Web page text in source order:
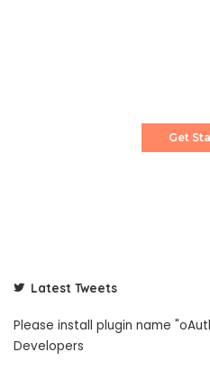
Get
Latest Tweets
Please install plugin name
Developers